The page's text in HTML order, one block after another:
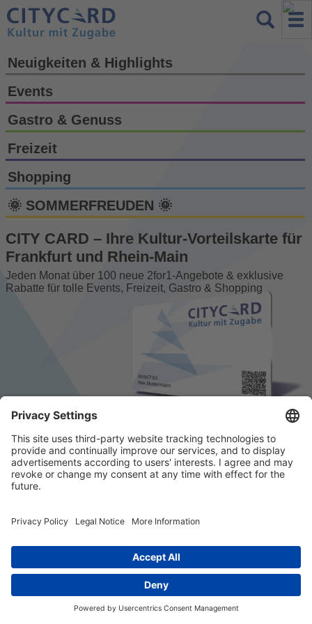
Neuigkeiten & Highlights
Events
Gastro & Genuss
Freizeit
Shopping
🌞 SOMMERFREUDEN 🌞
CITY CARD – Ihre Kultur-Vorteils­karte für
Frankfurt und Rhein-Main
Jeden Monat über 100 neue 2for1-Angebote & exklusive
Rabatte für tolle Events, Freizeit, Gastro & Shopping